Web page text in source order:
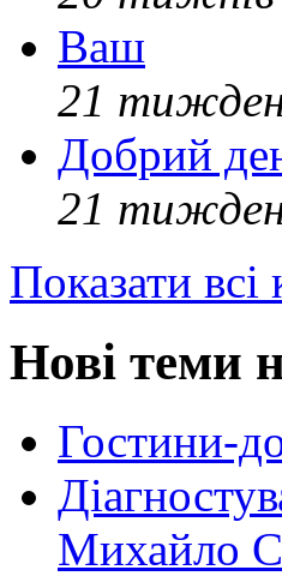
Ваш
21
Добрий
21
Показати всі
Нові теми
Гостини-
Михайло